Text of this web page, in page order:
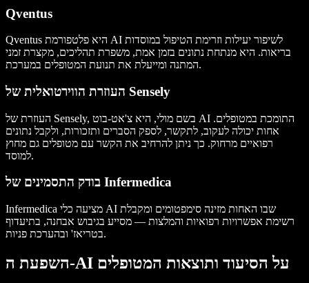
Qventus
Qventus היא פלטפורמת AI לשיפור יעילות וזרימת הטיפול במוסדות
בריאות. היא מנתחת נתונים בזמן אמת, משפרת תהליכים, מקצרת זמני
המתנה ומייעלת את תנועת המטופלים במערכת.
העוזרת הווירטואלית של Sensely
העוזרת של Sensely, בשם מולי, היא צ'אט-בוט AI התומכת במטופלים.
אחות יכולה לעקוב, לתקשר, לספק הסברים ותזכורות, ולקבל נתונים
רפואיים מרחוק. כך ניתן להרחיב את הקשר עם מטופלים גם מחוץ
למוסד.
בודק התסמינים של Infermedica
Infermedica מציעה כלי AI שבו האחות מזינה סימפטומים ומקבלת
רשימת אפשרויות רפואיות והמלצות — מסייע בגיבוש אבחנה, בתיעדוף
בטריאז' ובהערכת פניות.
השפעת ה-AI על הסיעוד ותוצאות המטופלים